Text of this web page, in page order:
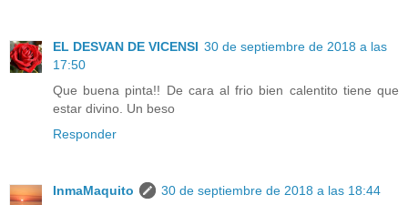
EL DESVAN DE VICENSI 30 de septiembre de 2018 a las
17:50
Que buena pinta!! De cara al frio bien calentito tiene que
estar divino. Un beso
Responder
InmaMaquito
30 de septiembre de 2018 a las 18:44